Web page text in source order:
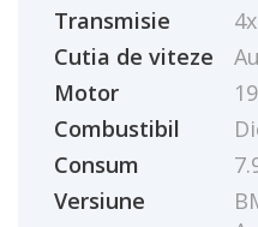
Transmisie
Cutia de viteze
Motor
Combustibil
Consum
Versiune